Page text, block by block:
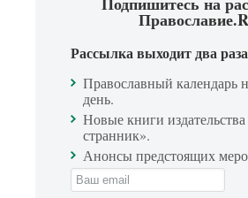
Рассылка выходит два
Православный календарь
день.
Новые книги
странник».
Анонсы предстоящих